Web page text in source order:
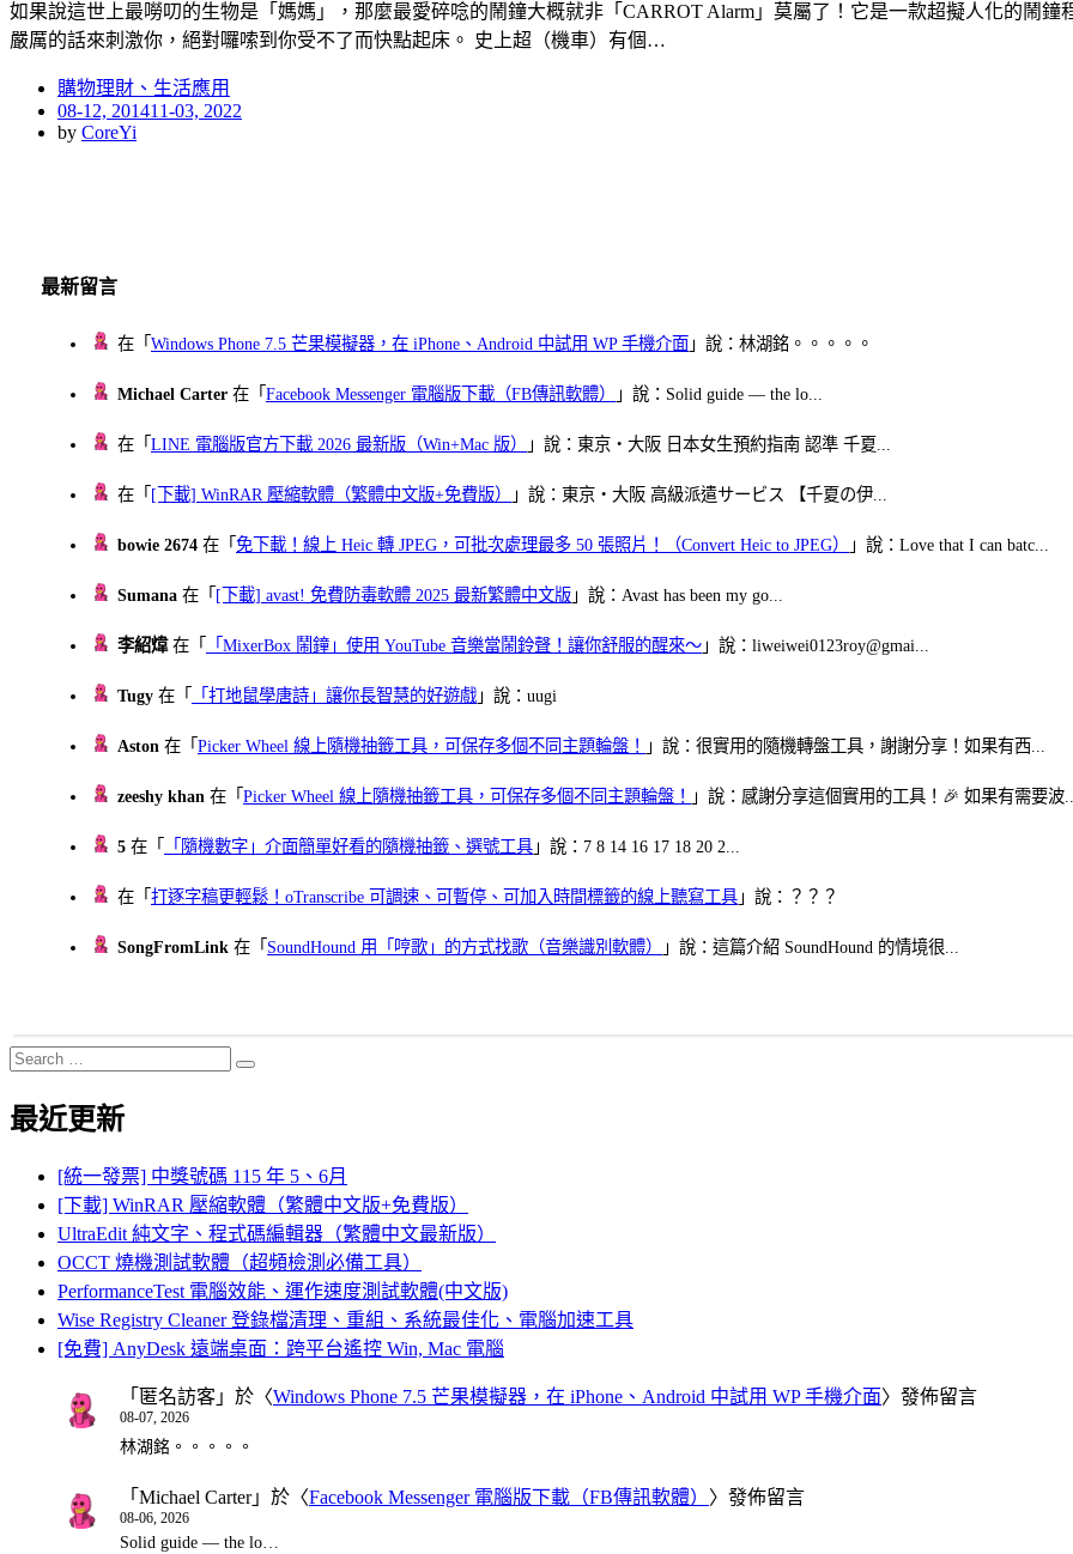
如果說這世上最嘮叨的生物是「媽媽」，那麼最愛碎唸的鬧鐘大概就非「CARROT Alarm」莫屬了！它是一款超擬人化的鬧
嚴厲的話來刺激你，絕對囉嗦到你受不了而快點起床。 史上超（機車）有個…
購物理財、生活應用
Posted
on
08-12, 201411-03, 2022
by CoreYi
最新留言
在「Windows Phone 7.5 芒果模擬器，在 iPhone、Android 中試用 WP 手機介面 」說：林湖銘。。。。。
Michael Carter 在「Facebook Messenger 電腦版下載（FB傳訊軟體） 」說：Solid guide — the lo...
在「LINE 電腦版官方下載 2026 最新版（Win+Mac 版） 」說：東京・大阪 日本女生預約指南 認準 千夏...
在「 [下載] WinRAR 壓縮軟體（繁體中文版+免費版） 」說：東京・大阪 高級派遣サービス 【千夏の伊...
bowie 2674 在「免下載！線上 Heic 轉 JPEG，可批次處理最多 50 張照片！（Convert Heic to JPEG） 」說：Love that I can batc...
Sumana 在「 [下載] avast! 免費防毒軟體 2025 最新繁體中文版 」說：Avast has been my go...
李紹煒在「 「MixerBox 鬧鐘」使用 YouTube 音樂當鬧鈴聲！讓你舒服的醒來～ 」說：liweiwei0123roy@gmai...
Tugy 在「 「打地鼠學唐詩」讓你長智慧的好遊戲 」說：uugi
Aston 在「Picker Wheel 線上隨機抽籤工具，可保存多個不同主題輪盤！ 」說：很實用的隨機轉盤工具，謝謝分享！如果有西...
zeeshy khan 在「Picker Wheel 線上隨機抽籤工具，可保存多個不同主題輪盤！ 」說：感謝分享這個實用的工具！🎉 如果有需要波
5 在「 「隨機數字」介面簡單好看的隨機抽籤、選號工具 」說：7 8 14 16 17 18 20 2...
在「打逐字稿更輕鬆！oTranscribe 可調速、可暫停、可加入時間標籤的線上聽寫工具 」說：？？？
SongFromLink 在「 SoundHound 用「哼歌」的方式找歌（音樂識別軟體） 」說：這篇介紹 SoundHound 的情境很...
Search
for:
Search
最近更新
[統一發票] 中獎號碼 115 年 5、6月
[下載] WinRAR 壓縮軟體（繁體中文版+免費版）
UltraEdit 純文字、程式碼編輯器（繁體中文最新版）
OCCT 燒機測試軟體（超頻檢測必備工具）
PerformanceTest 電腦效能、運作速度測試軟體(中文版)
Wise Registry Cleaner 登錄檔清理、重組、系統最佳化、電腦加速工具
[免費] AnyDesk 遠端桌面：跨平台遙控 Win, Mac 電腦
「 匿名訪客 」於〈Windows Phone 7.5 芒果模擬器，在 iPhone、Android 中試用 WP 手機介面〉發佈留言
08-07, 2026
林湖銘。。。。。
「 Michael Carter」於〈Facebook Messenger 電腦版下載（FB傳訊軟體） 〉發佈留言
08-06, 2026
Solid guide — the lo…